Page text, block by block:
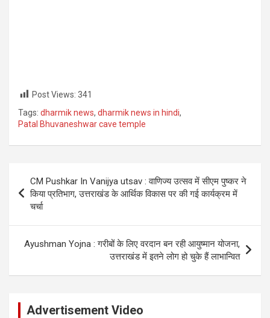
Post Views: 341
Tags: dharmik news, dharmik news in hindi,
Patal Bhuvaneshwar cave temple
navigation
CM Pushkar In Vanijya utsav : वाणिज्य उत्सव में सीएम पुष्कर ने
किया प्रतिभाग, उत्तराखंड के आर्थिक विकास पर की गई कार्यक्रम में
चर्चा
Ayushman Yojna : गरीबों के लिए वरदान बन रही आयुष्मान योजना,
उत्तराखंड में इतने लोग हो चुके हैं लाभान्वित
Advertisement Video